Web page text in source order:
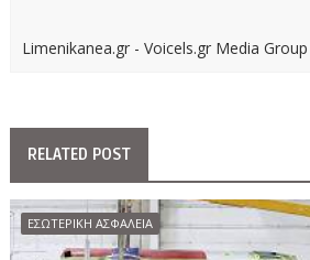
Limenikanea.gr - Voicels.gr Media Group
RELATED POST
ΕΣΩΤΕΡΙΚΗ ΑΣΦΑΛΕΙΑ